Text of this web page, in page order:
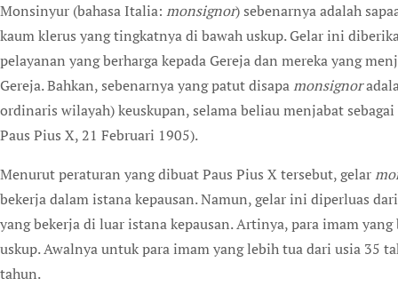
Monsinyur (bahasa Italia: monsignor) sebenarnya adalah
kaum klerus yang tingkatnya di bawah uskup. Gelar ini
pelayanan yang berharga kepada Gereja dan mereka yang
Gereja. Bahkan, sebenarnya yang patut disapamonsignor
ordinaris wilayah) keuskupan, selama beliau menjabat
Paus Pius X, 21 Februari 1905).
Menurut peraturan yang dibuat Paus Pius X tersebut, gelar
bekerja dalam istana kepausan. Namun, gelar ini diperluas
yang bekerja di luar istana kepausan. Artinya, para imam
uskup. Awalnya untuk para imam yang lebih tua dari usia 35
tahun.